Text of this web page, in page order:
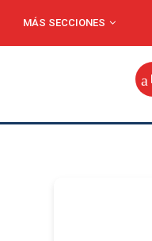
MÁS SECCIONES